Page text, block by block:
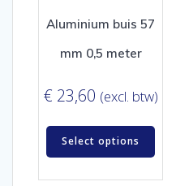
Aluminium buis 57
mm 0,5 meter
€ 23,60 (excl. btw)
Select options